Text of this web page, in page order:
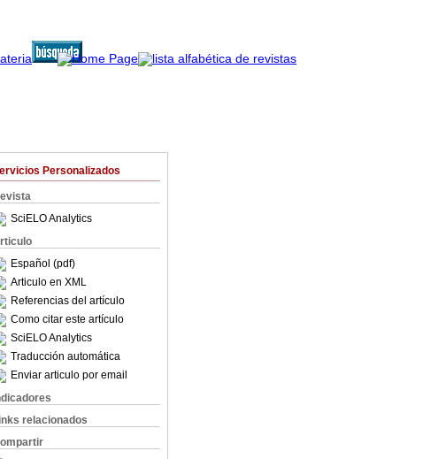
Personalizados
SciELO Analytics
Español (pdf)
Articulo en XML
Referencias del artículo
Como citar este artículo
SciELO Analytics
Traducción automática
Enviar articulo por email
relacionados